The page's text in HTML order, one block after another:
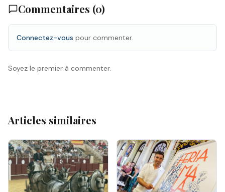
Commentaires (0)
Connectez-vous pour commenter.
Soyez le premier à commenter.
Articles similaires